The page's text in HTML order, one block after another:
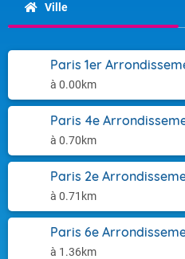
Ville
Paris 1er
à 0.00km
Paris 4e
à 0.70km
Paris 2e
à 0.71km
Paris 6e
à 1.36km